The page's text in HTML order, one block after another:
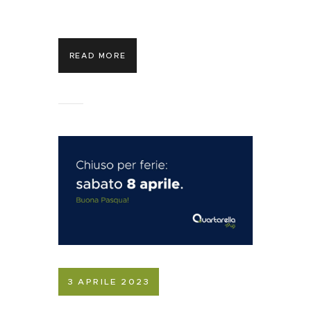
READ MORE
3 APRILE 2023